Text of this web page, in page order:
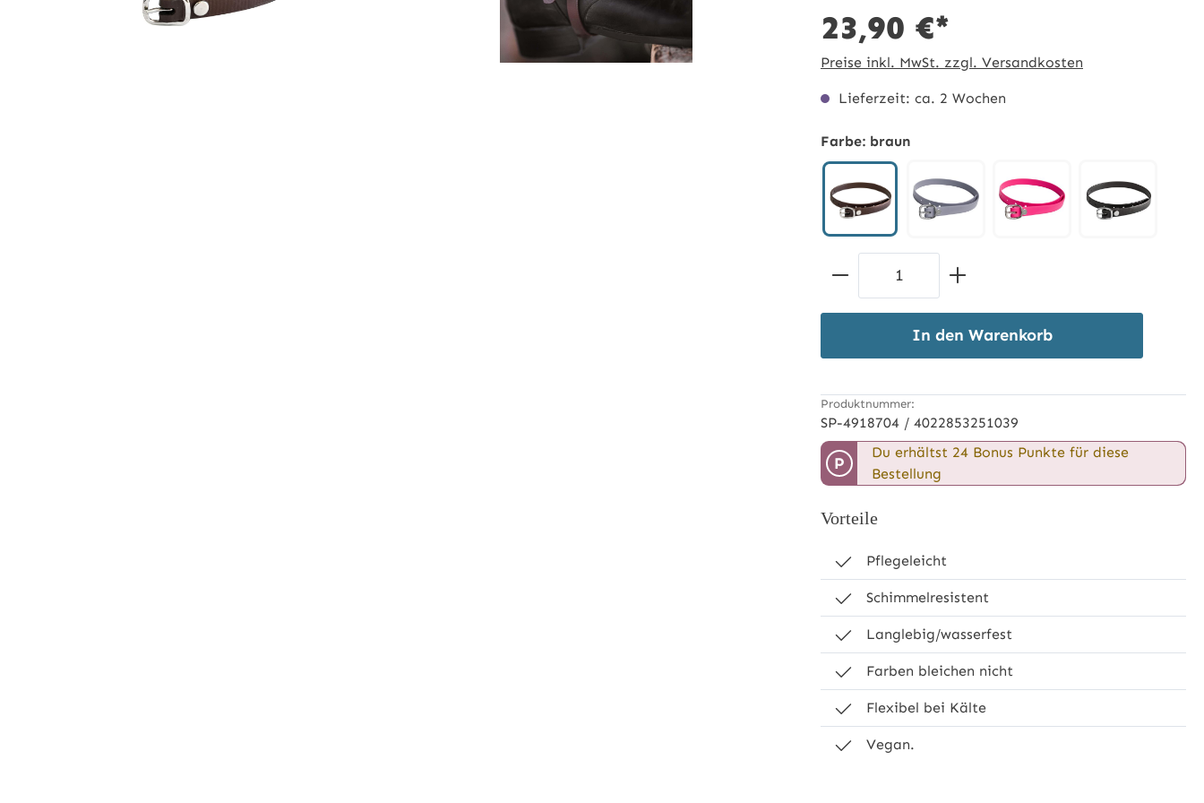
23,90 €*
Preise inkl. MwSt. zzgl. Versandkosten
Lieferzeit: ca. 2 Wochen
Farbe: braun
Produkt Anzahl: Gib den
In den Warenkorb
Produktnummer:
SP-4918704 / 4022853251039
P
Du erhältst 24 Bonus Punkte für diese
Bestellung
Vorteile
Pflegeleicht
Schimmelresistent
Langlebig/wasserfest
Farben bleichen nicht
Flexibel bei Kälte
Vegan.